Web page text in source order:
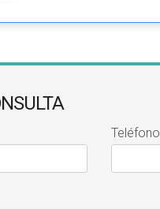
Teléfono